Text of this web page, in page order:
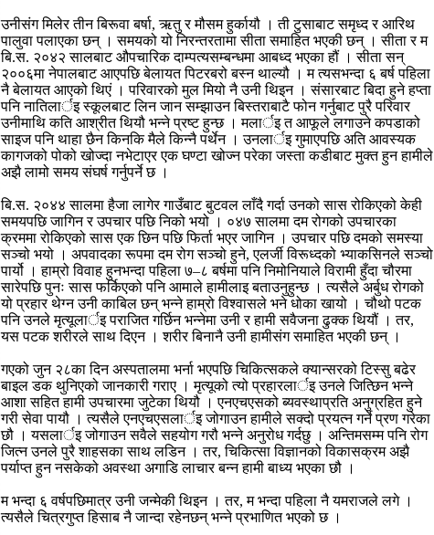
उनीसंग मिलेर तीन बिरूवा बर्षा, ऋतु र मौसम हुर्कायौ । ती टुसाबाट समृध्द र आरिथ
पालुवा पलाएका छन् । समयको यो निरन्तरतामा सीता समाहित भएकी छन् । सीता र म
बि.स. २०४२ सालबाट औपचारिक दाम्पत्यसम्बन्धमा आबध्द भएका हौं । सीता सन्
२००६मा नेपालबाट आएपछि बेलायत पिटरबरो बस्न थाल्यौ । म त्यसभन्दा ६ बर्ष पहिला
नै बेलायत आएको थिएं । परिवारको मुल मियो नै उनी थिइन । संसारबाट बिदा हुने हप्ता
पनि नातिलार्इ स्कूलबाट लिन जान सम्झाउन बिस्तराबाटै फोन गर्नुबाट पुरै परिवार
उनीमाथि कति आश्रीत थियौ भन्ने प्रष्ट हुन्छ । मलार्इ त आफूले लगाउने कपडाको
साइज पनि थाहा छैन किनकि मैले किन्नै पर्थेन । उनलार्इ गुमाएपछि अति आवस्यक
कागजको पोको खोज्दा नभेटाएर एक घण्टा खोज्न परेका जस्ता कडीबाट मुक्त हुन हामीले
अझै लामो समय संघर्ष गर्नुपर्ने छ ।
बि.स. २०४४ सालमा हैजा लागेर गाउँबाट बुटवल लाँदै गर्दा उनको सास रोकिएको केही
समयपछि जागिन र उपचार पछि निको भयो । ०४७ सालमा दम रोगको उपचारका
क्रममा रोकिएको सास एक छिन पछि फिर्ता भएर जागिन । उपचार पछि दमको समस्या
सञ्चो भयो । अपवादका रूपमा दम रोग सञ्चो हुने, एलर्जी विरूध्दको भ्याकसिनले सञ्चो
पार्यो । हाम्रो विवाह हुनभन्दा पहिला ७–८ बर्षमा पनि निमोनियाले विरामी हुँदा चौरमा
सारेपछि पुनः सास फर्किएको पनि आमाले हामीलाइ बताउनुहुन्छ । त्यसैले अर्बुध रोगको
यो प्रहार थेग्न उनी काबिल छन् भन्ने हाम्रो विश्वासले भने धोका खायो । चौथो पटक
पनि उनले मृत्यूलार्इ पराजित गर्छिन भन्नेमा उनी र हामी सवैजना ढुक्क थियौं । तर,
यस पटक शरीरले साथ दिएन । शरीर बिनानै उनी हामीसंग समाहित भएकी छन् ।
गएको जुन २८का दिन अस्पतालमा भर्ना भएपछि चिकित्सकले क्यान्सरको टिस्सु बढेर
बाइल डक थुनिएको जानकारी गराए । मृत्यूको त्यो प्रहारलार्इ उनले जित्छिन भन्ने
आशा सहित हामी उपचारमा जुटेका थियौ । एनएचएसको ब्यवस्थाप्रति अनुग्रहित हुने
गरी सेवा पायौ । त्यसैले एनएचएसलार्इ जोगाउन हामीले सक्दो प्रयत्न गर्ने प्रण गरेका
छौ । यसलार्इ जोगाउन सवैले सहयोग गरौ भन्ने अनुरोध गर्दछु । अन्तिमसम्म पनि रोग
जित्न उनले पुरै शाहसका साथ लडिन । तर, चिकित्सा विज्ञानको विकासक्रम अझै
पर्याप्त हुन नसकेको अवस्था अगाडि लाचार बन्न हामी बाध्य भएका छौ ।
म भन्दा ६ वर्षपछिमात्र उनी जन्मेकी थिइन । तर, म भन्दा पहिला नै यमराजले लगे ।
त्यसैले चित्रगुप्त हिसाब नै जान्दा रहेनछन् भन्ने प्रभाणित भएको छ ।